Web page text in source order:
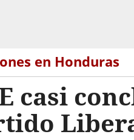
en Honduras
casi